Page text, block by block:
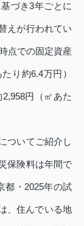
づき3年ごとに
えが行われてい
点での固定資産
り約6.4万円）
円（㎡あた
ついてご紹介し
保険料は年間で
都・2025年の試
、住んでいる地